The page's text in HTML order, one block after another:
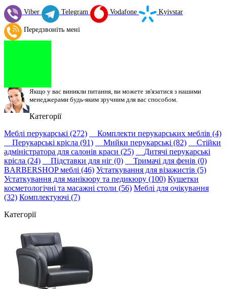
Viber Telegram Vodafone Kyivstar
Передзвоніть мені
Якщо у вас виникли питання, ви можете зв'язатися з нашими
менеджерами будь-яким зручним для вас способом.
Категорії
Меблі перукарські (272)
Комплекти перукарських меблів (4)
Перукарські крісла (91)
Мийки перукарські (82)
Стійки
адміністратора для салонів краси (25)
Дитячі перукарські
крісла (24)
Підставки для ніг (0)
Тримачі для фенів (0)
BARBERSHOP меблі (46) Устаткування для візажистів (5)
Устаткування для манікюру та педикюру (100) Кушетки
косметологічні та масажні столи (56) Меблі для очікування
(32) Комплектуючі (7)
Категорії